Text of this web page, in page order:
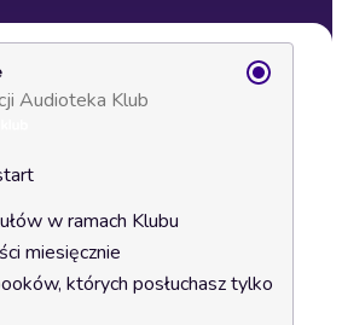
Audioteka Klub
w ramach Klubu
miesięcznie
których posłuchasz tylko